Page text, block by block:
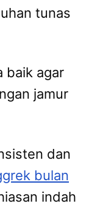
tunas
baik agar
jamur
dan
bulan
indah